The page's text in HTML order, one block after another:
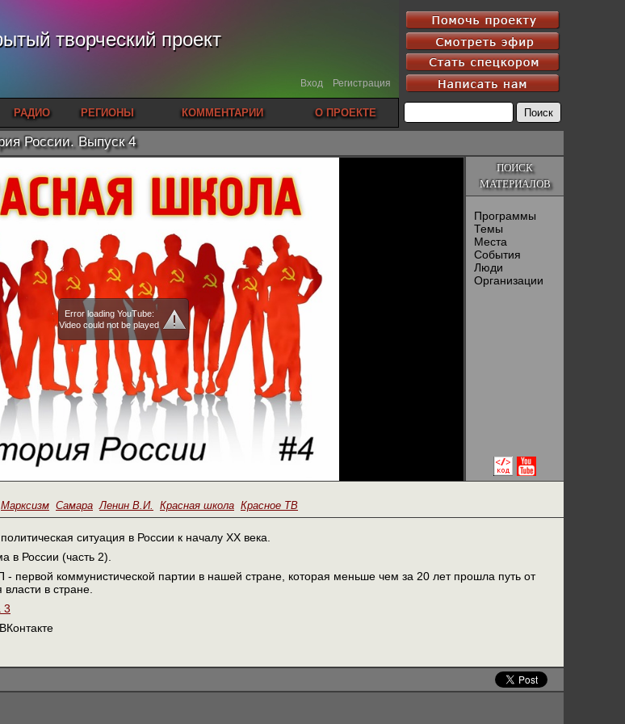
творческий проект
Вход Регистрация
РАДИО РЕГИОНЫ КОММЕНТАРИИ О ПРОЕКТЕ
России. Выпуск 4
ПОИСК
МАТЕРИАЛОВ
Программы
Темы
Места
События
Люди
Организации
Error loading YouTube:
Video could not be played
Марксизм Самара Ленин В.И. Красная школа Красное ТВ
ситуация в России к началу ХХ века.
в России (часть 2).
первой коммунистической партии в нашей стране, которая меньше чем за 20 лет прошла путь от
власти в стране.
3